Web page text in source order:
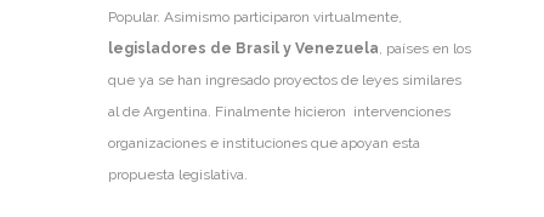
Popular. Asimismo participaron virtualmente,
legisladores de Brasil y Venezuela, países en los
que ya se han ingresado proyectos de leyes similares
al de Argentina. Finalmente hicieron intervenciones
organizaciones e instituciones que apoyan esta
propuesta legislativa.